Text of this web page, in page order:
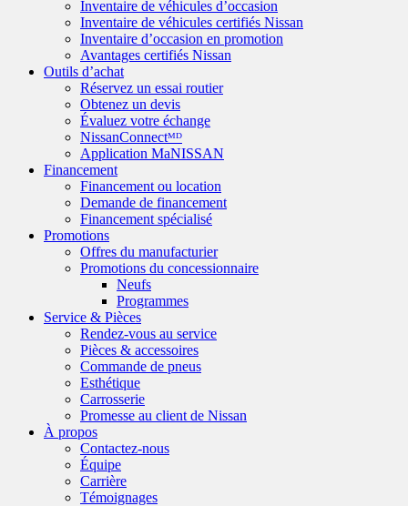
Inventaire de véhicules d’occasion
Inventaire de véhicules certifiés Nissan
Inventaire d’occasion en promotion
Avantages certifiés Nissan
Outils d’achat
Réservez un essai routier
Obtenez un devis
Évaluez votre échange
NissanConnectᴹᴰ
Application MaNISSAN
Financement
Financement ou location
Demande de financement
Financement spécialisé
Promotions
Offres du manufacturier
Promotions du concessionnaire
Neufs
Programmes
Service & Pièces
Rendez-vous au service
Pièces & accessoires
Commande de pneus
Esthétique
Carrosserie
Promesse au client de Nissan
À propos
Contactez-nous
Équipe
Carrière
Témoignages